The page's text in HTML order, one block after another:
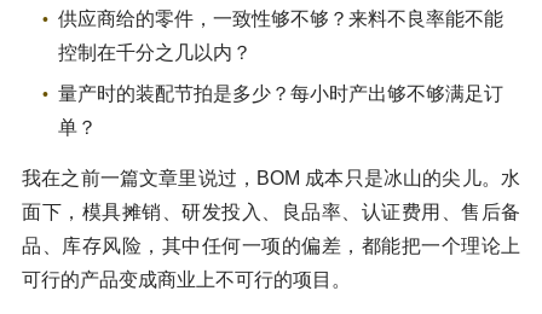
供应商给的零件，一致性够不够？来料不良率能不能
控制在千分之几以内？
量产时的装配节拍是多少？每小时产出够不够满足订
单？
我在之前一篇文章里说过，BOM 成本只是冰山的尖儿。水
面下，模具摊销、研发投入、良品率、认证费用、售后备
品、库存风险，其中任何一项的偏差，都能把一个理论上
可行的产品变成商业上不可行的项目。